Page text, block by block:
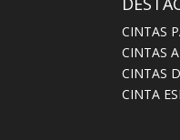
CINTAS
CINTAS
CINTAS
CINTA